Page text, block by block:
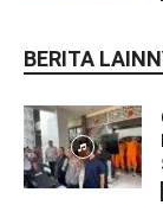
BERITA